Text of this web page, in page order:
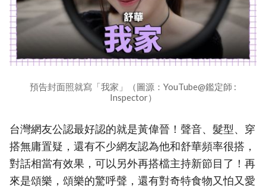
預告封面照就寫「我家」（圖源：YouTube@鑑定師 :
Inspector）
台灣網友公認最好認的就是黃偉晉！聲音、髮型、穿
搭無庸置疑，還有不少網友認為他和舒華頻率很搭，
對話相當有效果，可以另外再搭檔主持新節目了！再
來是頌樂，頌樂的驚呼聲，還有對奇特食物又怕又愛